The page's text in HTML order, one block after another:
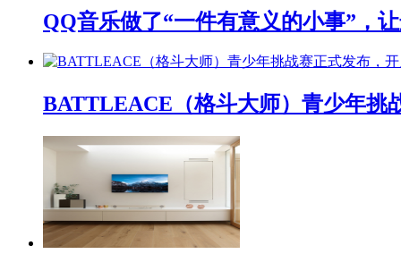
QQ音乐做了“一件有意义的小事”，
BATTLEACE（格斗大师）青少年挑